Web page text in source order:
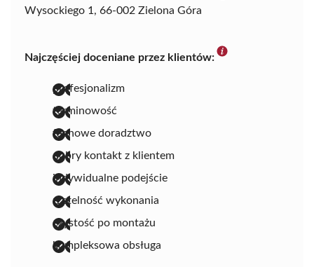
Wysockiego 1, 66-002 Zielona Góra
Najczęściej doceniane przez klientów:
profesjonalizm
terminowość
fachowe doradztwo
dobry kontakt z klientem
indywidualne podejście
rzetelność wykonania
czystość po montażu
kompleksowa obsługa